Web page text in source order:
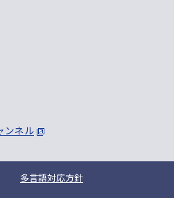
ンネル
多言語対応方針